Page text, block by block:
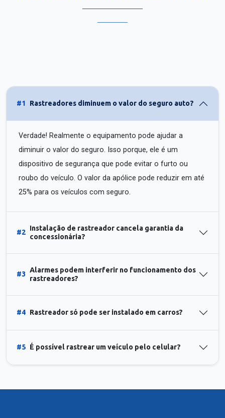
#1 Rastreadores diminuem o valor do seguro auto?
Verdade! Realmente o equipamento pode ajudar a
diminuir o valor do seguro. Isso porque, ele é um
dispositivo de segurança que pode evitar o furto ou
roubo do veículo. O valor da apólice pode reduzir em até
25% para os veículos com seguro.
#2
Instalação de rastreador cancela garantia da
concessionária?
#3
Alarmes podem interferir no funcionamento dos
rastreadores?
#4 Rastreador só pode ser instalado em carros?
#5 É possível rastrear um veículo pelo celular?